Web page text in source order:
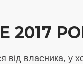
2017
від власника, у